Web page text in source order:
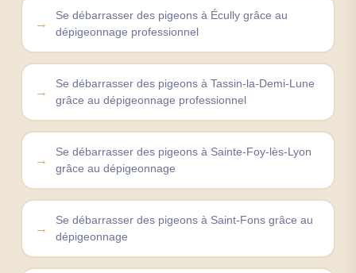
Se débarrasser des pigeons à Écully grâce au
dépigeonnage professionnel
Se débarrasser des pigeons à Tassin-la-Demi-Lune
grâce au dépigeonnage professionnel
Se débarrasser des pigeons à Sainte-Foy-lès-Lyon
grâce au dépigeonnage
Se débarrasser des pigeons à Saint-Fons grâce au
dépigeonnage